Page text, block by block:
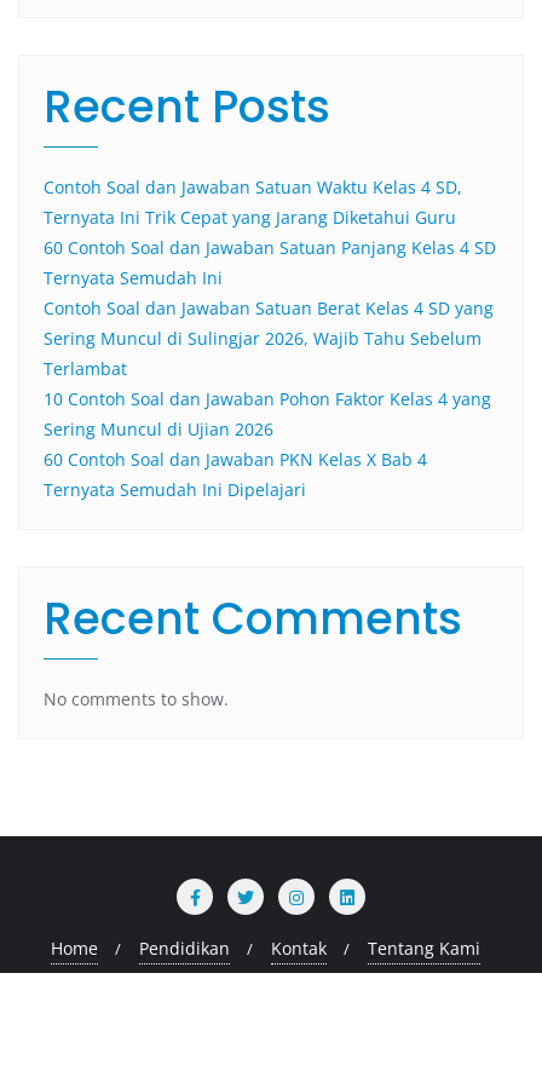
Recent Posts
Contoh Soal dan Jawaban Satuan Waktu Kelas 4 SD,
Ternyata Ini Trik Cepat yang Jarang Diketahui Guru
60 Contoh Soal dan Jawaban Satuan Panjang Kelas 4 SD
Ternyata Semudah Ini
Contoh Soal dan Jawaban Satuan Berat Kelas 4 SD yang
Sering Muncul di Sulingjar 2026, Wajib Tahu Sebelum
Terlambat
10 Contoh Soal dan Jawaban Pohon Faktor Kelas 4 yang
Sering Muncul di Ujian 2026
60 Contoh Soal dan Jawaban PKN Kelas X Bab 4
Ternyata Semudah Ini Dipelajari
Recent Comments
No comments to show.
Home Pendidikan Kontak Tentang Kami